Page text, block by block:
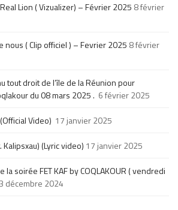
Lion ( Vizualizer) – Février 2025 8 février
nous ( Clip officiel ) – Fevrier 2025 8 février
tout droit de l’île de la Réunion pour
du 08 mars 2025 . 6 février 2025
Video) 17 janvier 2025
(Lyric video) 17 janvier 2025
soirée FET KAF by COQLAKOUR ( vendredi
décembre 2024